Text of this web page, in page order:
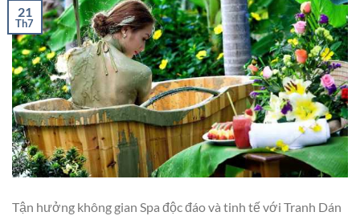
21
Th7
Tận hưởng không gian Spa độc đáo và tinh tế với Tranh Dán